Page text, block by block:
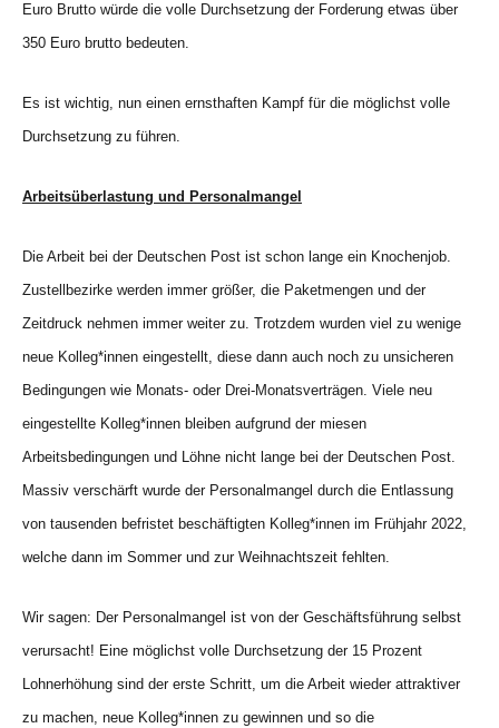
Euro Brutto würde die volle Durchsetzung der Forderung etwas über
350 Euro brutto bedeuten.
Es ist wichtig, nun einen ernsthaften Kampf für die möglichst volle
Durchsetzung zu führen.
Arbeitsüberlastung und Personalmangel
Die Arbeit bei der Deutschen Post ist schon lange ein Knochenjob.
Zustellbezirke werden immer größer, die Paketmengen und der
Zeitdruck nehmen immer weiter zu. Trotzdem wurden viel zu wenige
neue Kolleg*innen eingestellt, diese dann auch noch zu unsicheren
Bedingungen wie Monats- oder Drei-Monatsverträgen. Viele neu
eingestellte Kolleg*innen bleiben aufgrund der miesen
Arbeitsbedingungen und Löhne nicht lange bei der Deutschen Post.
Massiv verschärft wurde der Personalmangel durch die Entlassung
von tausenden befristet beschäftigten Kolleg*innen im Frühjahr 2022,
welche dann im Sommer und zur Weihnachtszeit fehlten.
Wir sagen: Der Personalmangel ist von der Geschäftsführung selbst
verursacht! Eine möglichst volle Durchsetzung der 15 Prozent
Lohnerhöhung sind der erste Schritt, um die Arbeit wieder attraktiver
zu machen, neue Kolleg*innen zu gewinnen und so die